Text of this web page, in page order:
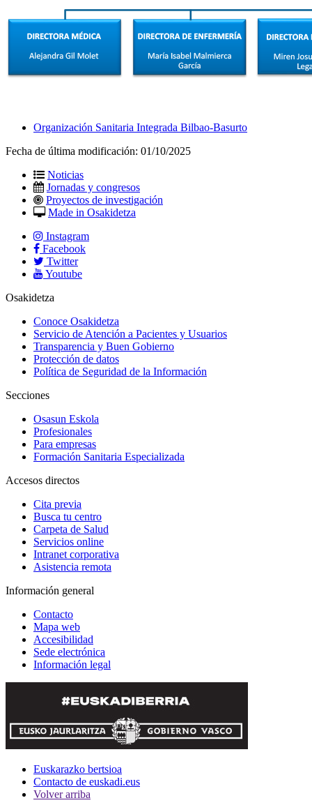
Organización Sanitaria Integrada Bilbao-Basurto
Fecha de última modificación: 01/10/2025
Noticias
Jornadas y congresos
Proyectos de investigación
Made in Osakidetza
Instagram
Facebook
Twitter
Youtube
Osakidetza
Conoce Osakidetza
Servicio de Atención a Pacientes y Usuarios
Transparencia y Buen Gobierno
Protección de datos
Política de Seguridad de la Información
Secciones
Osasun Eskola
Profesionales
Para empresas
Formación Sanitaria Especializada
Accesos directos
Cita previa
Busca tu centro
Carpeta de Salud
Servicios online
Intranet corporativa
Asistencia remota
Información general
Contacto
Mapa web
Accesibilidad
Sede electrónica
Información legal
Euskarazko bertsioa
Contacto de euskadi.eus
Volver arriba